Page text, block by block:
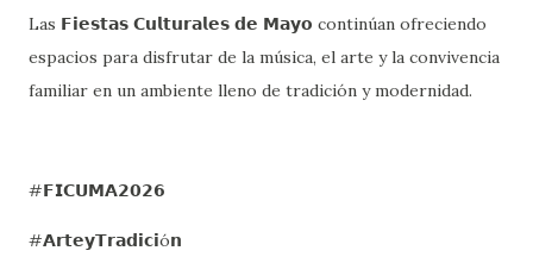
Las 𝗙𝗶𝗲𝘀𝘁𝗮𝘀 𝗖𝘂𝗹𝘁𝘂𝗿𝗮𝗹𝗲𝘀 𝗱𝗲 𝗠𝗮𝘆𝗼 continúan ofreciendo
espacios para disfrutar de la música, el arte y la convivencia
familiar en un ambiente lleno de tradición y modernidad.
#𝗙𝗜𝗖𝗨𝗠𝗔𝟮𝟬𝟮𝟲
#𝗔𝗿𝘁𝗲𝘆𝗧𝗿𝗮𝗱𝗶𝗰𝗶ó𝗻